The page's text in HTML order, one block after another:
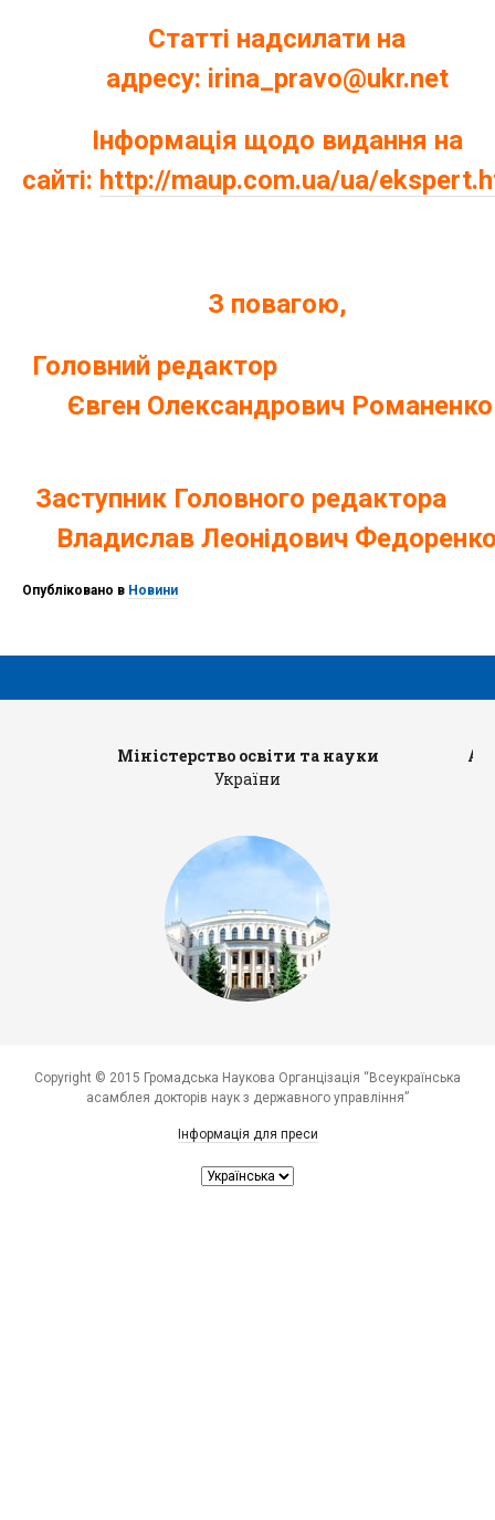
Статті надсилати на
адресу: irina_pravo@ukr.net
Інформація щодо видання на
сайті: http://maup.com.ua/ua/
З повагою,
Головний
Євген Олександрович Романенко
Заступник Головного
Владислав Леонідович
Опубліковано в Новини
Міністерство освіти та науки
України
Copyright © 2015 Громадська Наукова Органцізація “Всеукраїнська
асамблея докторів наук з державного управління”
Інформація для преси